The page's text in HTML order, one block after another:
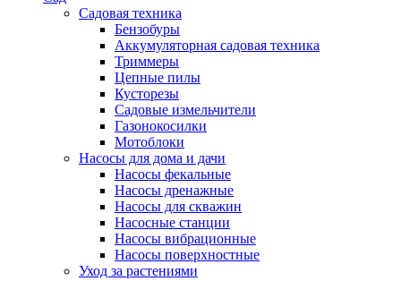
Садовая техника
Бензобуры
Аккумуляторная садовая техника
Триммеры
Цепные пилы
Кусторезы
Садовые измельчители
Газонокосилки
Мотоблоки
Насосы для дома и дачи
Насосы фекальные
Насосы дренажные
Насосы для скважин
Насосные станции
Насосы вибрационные
Насосы поверхностные
Уход за растениями